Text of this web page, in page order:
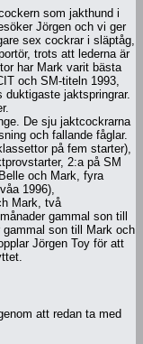
som jakthund i
Jörgen och vi ger
sex cockrar i släptåg,
trots att lederna är
har Mark varit bästa
och SM-titeln 1993,
jaktspringrar.
De sju jaktcockrarna
och fallande fåglar.
på fem starter),
2:a på SM
och Mark, fyra
1996),
Mark, två
gammal son till
gammal son till Mark och
Jörgen Toy för att
att redan ta med